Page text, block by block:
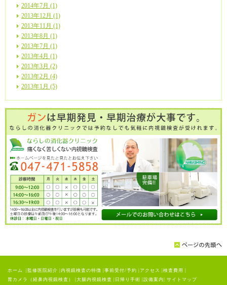
2014年7月 (1)
2013年12月 (1)
2013年11月 (1)
2013年8月 (1)
2013年7月 (1)
2013年4月 (1)
2013年3月 (2)
2013年2月 (4)
2013年1月 (5)
ホーム 監修医院紹介 内視鏡検査の特徴 事前受付/予約 アクセス 検査費用
胃カメラ（経鼻内視鏡検査）
大腸内視鏡検査 日帰り手術 設備案内 サイトマップ